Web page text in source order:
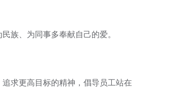
族、为同事多奉献自己的爱。
求更高目标的精神，倡导员工站在